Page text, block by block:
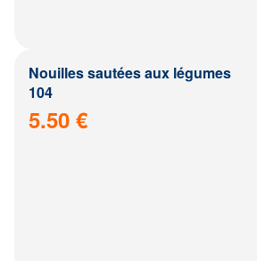
Nouilles sautées aux légumes
104
5.50 €